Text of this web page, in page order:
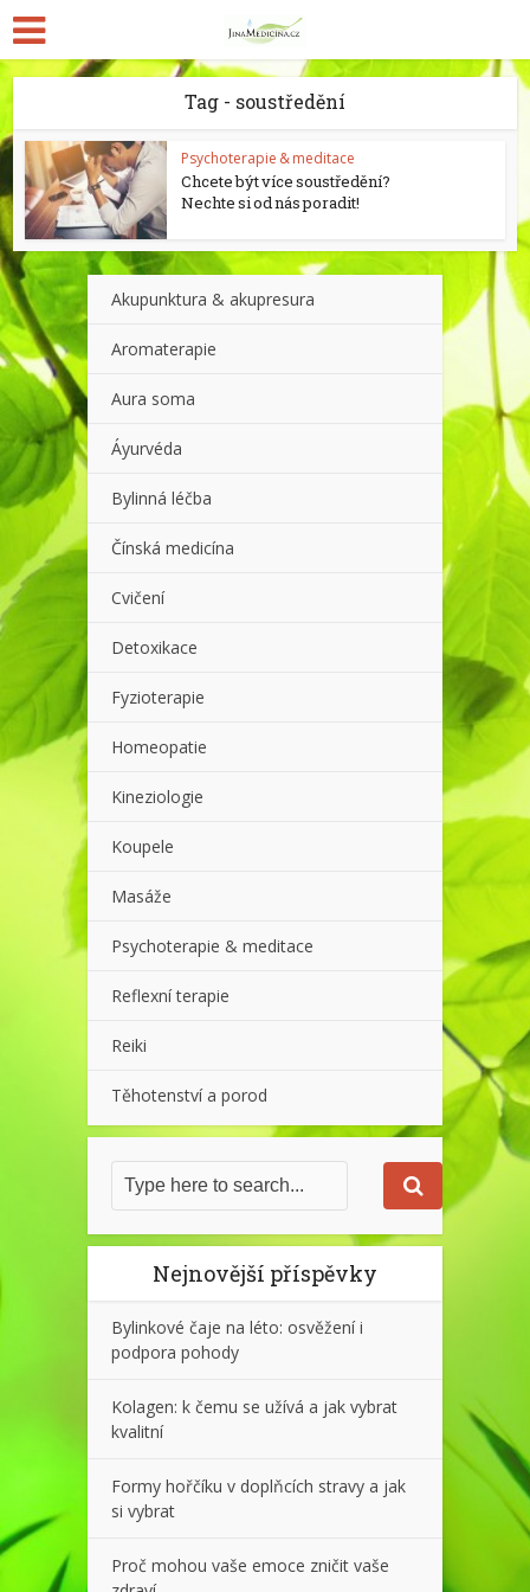
Tag - soustředění
Psychoterapie & meditace
Chcete být více soustředění?
Nechte si od nás poradit!
Akupunktura & akupresura
Aromaterapie
Aura soma
Áyurvéda
Bylinná léčba
Čínská medicína
Cvičení
Detoxikace
Fyzioterapie
Homeopatie
Kineziologie
Koupele
Masáže
Psychoterapie & meditace
Reflexní terapie
Reiki
Těhotenství a porod
Nejnovější příspěvky
Bylinkové čaje na léto: osvěžení i
podpora pohody
Kolagen: k čemu se užívá a jak vybrat
kvalitní
Formy hořčíku v doplňcích stravy a jak
si vybrat
Proč mohou vaše emoce zničit vaše